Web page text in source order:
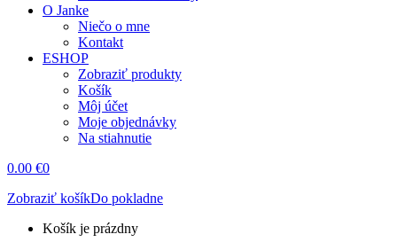
O Janke
Niečo o mne
Kontakt
ESHOP
Zobraziť produkty
Košík
Môj účet
Moje objednávky
Na stiahnutie
0.00 €0
Zobraziť košíkDo pokladne
Košík je prázdny